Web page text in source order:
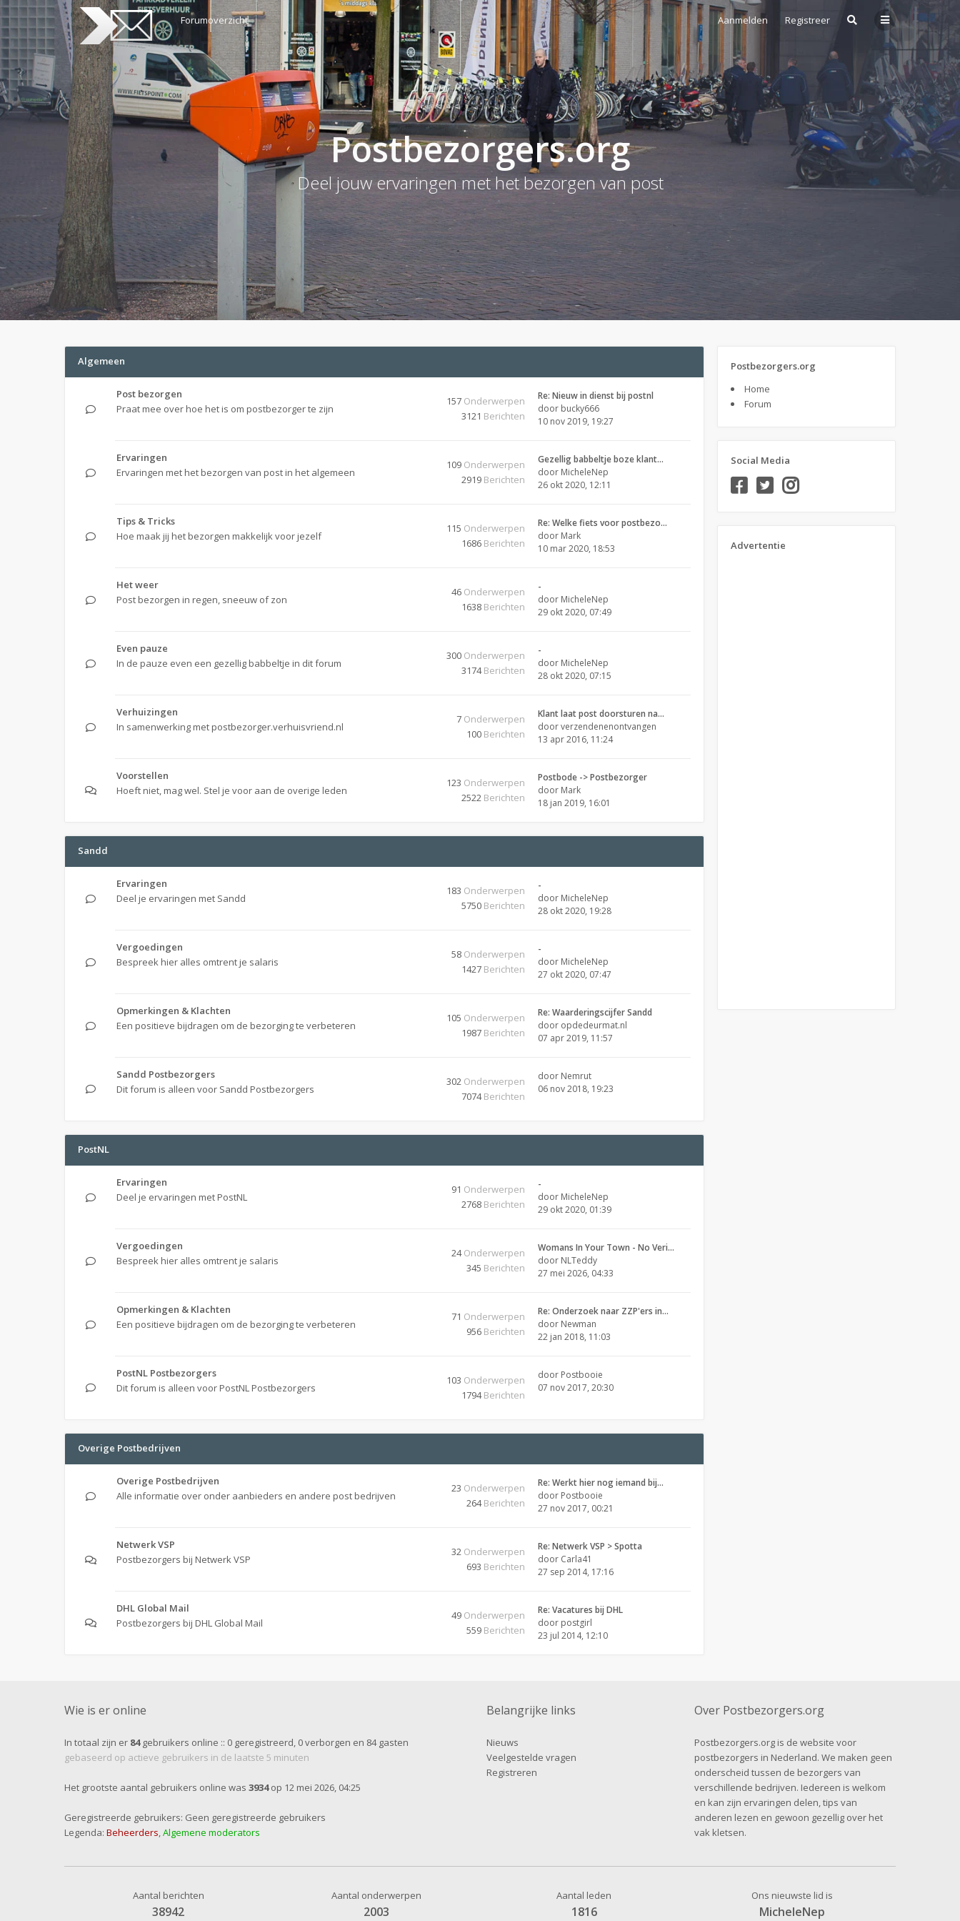
Aanmelden Registreer
Forumoverzicht
Postbezorgers.org
Deel jouw ervaringen met het bezorgen van post
Algemeen
Post bezorgen
Praat mee over hoe het is om postbezorger te zijn
157 Onderwerpen
3121 Berichten
Re: Nieuw in dienst bij postnl
door bucky666
10 nov 2019, 19:27
Ervaringen
Ervaringen met het bezorgen van post in het algemeen
109 Onderwerpen
2919 Berichten
Gezellig babbeltje boze klant…
door MicheleNep
26 okt 2020, 12:11
Tips & Tricks
Hoe maak jij het bezorgen makkelijk voor jezelf
115 Onderwerpen
1686 Berichten
Re: Welke fiets voor postbezo…
door Mark
10 mar 2020, 18:53
Het weer
Post bezorgen in regen, sneeuw of zon
46 Onderwerpen
1638 Berichten
-
door MicheleNep
29 okt 2020, 07:49
Even pauze
In de pauze even een gezellig babbeltje in dit forum
300 Onderwerpen
3174Berichten
-
door MicheleNep
28 okt 2020, 07:15
Verhuizingen
In samenwerking met postbezorger.verhuisvriend.nl
7 Onderwerpen
100 Berichten
Klant laat post doorsturen na…
doorverzendenenontvangen
13 apr 2016, 11:24
Voorstellen
Hoeft niet, mag wel. Stel je voor aan de overige leden
123 Onderwerpen
2522 Berichten
Postbode -> Postbezorger
door Mark
18 jan 2019, 16:01
Sandd
Ervaringen
Deel je ervaringen met Sandd
183 Onderwerpen
5750 Berichten
-
door MicheleNep
28 okt 2020, 19:28
Vergoedingen
Bespreek hier alles omtrent je salaris
58 Onderwerpen
1427 Berichten
-
door MicheleNep
27 okt 2020, 07:47
Opmerkingen & Klachten
Een positieve bijdragen om de bezorging te verbeteren
105 Onderwerpen
1987 Berichten
Re: Waarderingscijfer Sandd
door opdedeurmat.nl
07 apr 2019, 11:57
Sandd Postbezorgers
Dit forum is alleen voor Sandd Postbezorgers
302 Onderwerpen
7074Berichten
door Nemrut
06 nov 2018, 19:23
PostNL
Ervaringen
Deel je ervaringen met PostNL
91 Onderwerpen
2768 Berichten
-
door MicheleNep
29 okt 2020, 01:39
Vergoedingen
Bespreek hier alles omtrent je salaris
24Onderwerpen
345 Berichten
Womans In Your Town - No Veri…
door NLTeddy
27 mei 2026, 04:33
Opmerkingen & Klachten
Een positieve bijdragen om de bezorging te verbeteren
71 Onderwerpen
956 Berichten
Re: Onderzoek naar ZZP'ers in…
door Newman
22 jan 2018, 11:03
PostNL Postbezorgers
Dit forum is alleen voor PostNL Postbezorgers
103 Onderwerpen
1794Berichten
door Postbooie
07 nov 2017, 20:30
Overige Postbedrijven
Overige Postbedrijven
Alle informatie over onder aanbieders en andere post bedrijven
23 Onderwerpen
264Berichten
Re: Werkt hier nog iemand bij…
door Postbooie
27 nov 2017, 00:21
Netwerk VSP
Postbezorgers bij Netwerk VSP
32 Onderwerpen
693 Berichten
Re: Netwerk VSP > Spotta
door Carla41
27 sep 2014, 17:16
DHL Global Mail
Postbezorgers bij DHL Global Mail
49 Onderwerpen
559 Berichten
Re: Vacatures bij DHL
door postgirl
23 jul 2014, 12:10
Postbezorgers.org
Home
Forum
Social Media
Advertentie
Wie is er online
In totaal zijn er 84gebruikers online :: 0 geregistreerd, 0 verborgen en 84 gasten
gebaseerd op actieve gebruikers in de laatste 5 minuten
Het grootste aantal gebruikers online was 3934op 12 mei 2026, 04:25
Geregistreerde gebruikers: Geen geregistreerde gebruikers
Legenda: Beheerders,Algemene moderators
Belangrijke links
Nieuws
Veelgestelde vragen
Registreren
Over Postbezorgers.org
Postbezorgers.org is de website voor
postbezorgers in Nederland. We maken geen
onderscheid tussen de bezorgers van
verschillende bedrijven. Iedereen is welkom
en kan zijn ervaringen delen, tips van
anderen lezen en gewoon gezellig over het
vak kletsen.
Aantal berichten
38942
Aantal onderwerpen
2003
Aantal leden
1816
Ons nieuwste lid is
MicheleNep